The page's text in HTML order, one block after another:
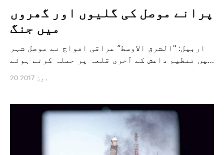
پرانے موصل کی گلیوں اور گھروں
میں جنگ
اربيل: "الشرق الاوسط” عراقی افواج نے موصل شہر
میں تنظیم داعش کے آخری قلعہ پر حملہ کرتے ہوئے
اس کاروائی میں (ڈرون) طیاروں کی پرواز غالب
گیا، جبکہ بھاری اکثریت گمان کی جانے والی
20 جون 2017